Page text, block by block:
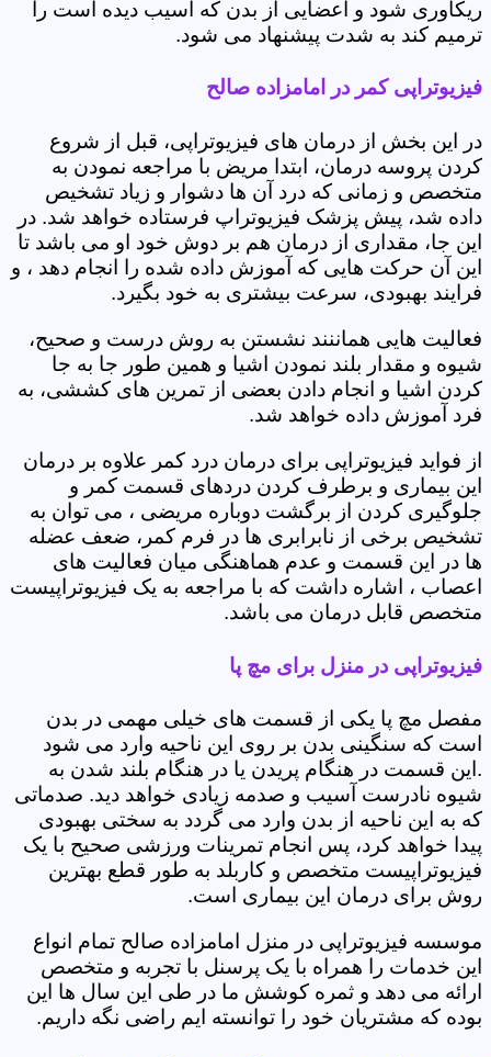
ریکاوری شود و اعضایی از بدن که آسیب دیده است را
ترمیم کند به شدت پیشنهاد می شود.
فیزیوتراپی کمر در امامزاده صالح
در این بخش از درمان های فیزیوتراپی، قبل از شروع
کردن پروسه درمان، ابتدا مریض با مراجعه نمودن به
متخصص و زمانی که درد آن ها دشوار و زیاد تشخیص
داده شد، پیش پزشک فیزیوتراپ فرستاده خواهد شد. در
این جا، مقداری از درمان هم بر دوش خود او می باشد تا
این آن حرکت هایی که آموزش داده شده را انجام دهد ، و
فرایند بهبودی، سرعت بیشتری به خود بگیرد.
فعالیت هایی هماننند نشستن به روش درست و صحیح،
شیوه و مقدار بلند نمودن اشیا و همین طور جا به جا
کردن اشیا و انجام دادن بعضی از تمرین های کششی، به
فرد آموزش داده خواهد شد.
از فواید فیزیوتراپی برای درمان درد کمر علاوه بر درمان
این بیماری و برطرف کردن دردهای قسمت کمر و
جلوگیری کردن از برگشت دوباره مریضی ، می توان به
تشخیص برخی از نابرابری ها در فرم کمر، ضعف عضله
ها در این قسمت و عدم هماهنگی میان فعالیت های
اعصاب ، اشاره داشت که با مراجعه به یک فیزیوتراپیست
متخصص قابل درمان می باشد.
فیزیوتراپی در منزل برای مچ پا
مفصل مچ پا یکی از قسمت های خیلی مهمی در بدن
است که سنگینی بدن بر روی این ناحیه وارد می شود
.این قسمت در هنگام پریدن یا در هنگام بلند شدن به
شیوه نادرست آسیب و صدمه زیادی خواهد دید. صدماتی
که به این ناحیه از بدن وارد می گردد به سختی بهبودی
پیدا خواهد کرد، پس انجام تمرینات ورزشی صحیح با یک
فیزیوتراپیست متخصص و کاربلد به طور قطع بهترین
روش برای درمان این بیماری است.
موسسه فیزیوتراپی در منزل امامزاده صالح تمام انواع
این خدمات را همراه با یک پرسنل با تجربه و متخصص
ارائه می دهد و ثمره کوشش ما در طی این سال ها این
بوده که مشتریان خود را توانسته ایم راضی نگه داریم.